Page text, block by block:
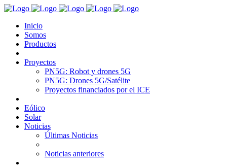
Inicio
Somos
Productos
Proyectos
PN5G: Robot y drones 5G
PN5G: Drones 5G/Satélite
Proyectos financiados por el ICE
Eólico
Solar
Noticias
Últimas Noticias
Noticias anteriores